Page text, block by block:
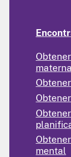
materna
mental